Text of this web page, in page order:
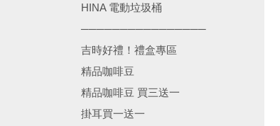
HINA 電動垃圾桶
────────────────
吉時好禮！禮盒專區
精品咖啡豆
精品咖啡豆 買三送一
掛耳買一送一